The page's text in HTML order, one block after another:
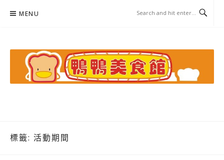
MENU
標籤: 活動期間